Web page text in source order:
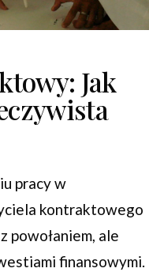
Jak
pracy w
kontraktowego
powołaniem, ale
finansowymi.